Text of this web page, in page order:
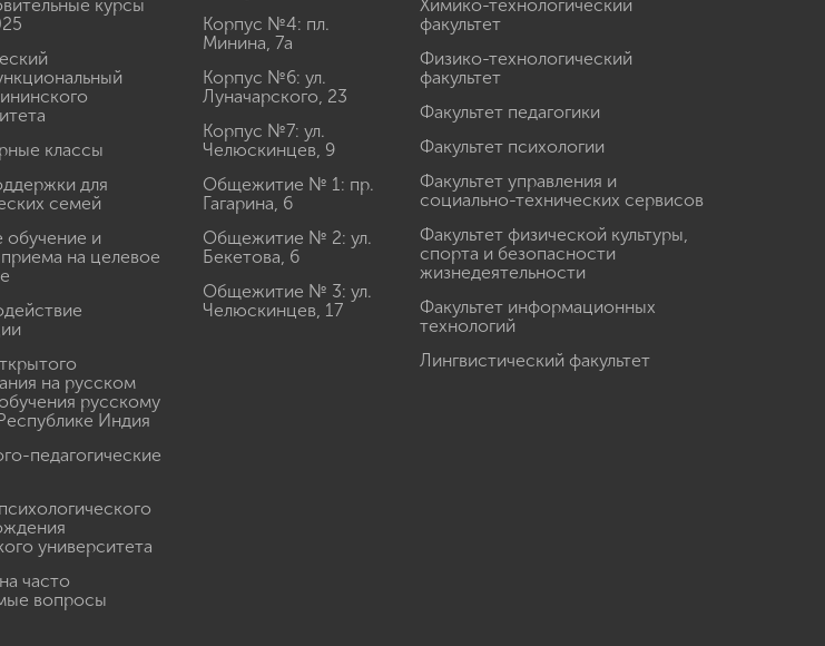
курсы
классы
для
семей
обучение и
на целевое
на русском
русскому
Индия
педагогические
университета
часто
вопросы
Корпус №4: пл.
Минина, 7а
Корпус №6: ул.
Луначарского, 23
Корпус №7: ул.
Челюскинцев, 9
Общежитие № 1: пр.
Гагарина, 6
Общежитие № 2: ул.
Бекетова, 6
Общежитие № 3: ул.
Челюскинцев, 17
Химико-технологический
факультет
Физико-технологический
факультет
Факультет педагогики
Факультет психологии
Факультет управления и
социально-технических сервисов
Факультет физической культуры,
спорта и безопасности
жизнедеятельности
Факультет информационных
технологий
Лингвистический факультет